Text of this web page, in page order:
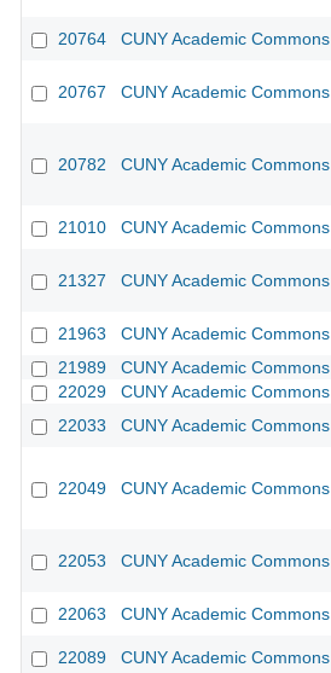
20764 CUNY Academic Commons
20767 CUNY Academic Commons
20782 CUNY Academic Commons
21010 CUNY Academic Commons
21327 CUNY Academic Commons
21963 CUNY Academic Commons
21989
CUNY Academic Commons
22029
CUNY Academic Commons
22033
CUNY Academic Commons
22049 CUNY Academic Commons
22053 CUNY Academic Commons
22063 CUNY Academic Commons
22089 CUNY Academic Commons